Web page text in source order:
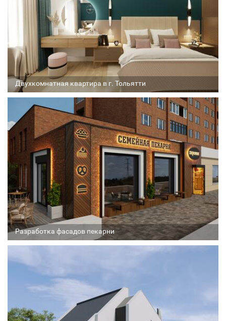
Двухкомнатная квартира в г. Тольятти
Разработка фасадов пекарни
Архитектор
Соавтор
Стадия проекта